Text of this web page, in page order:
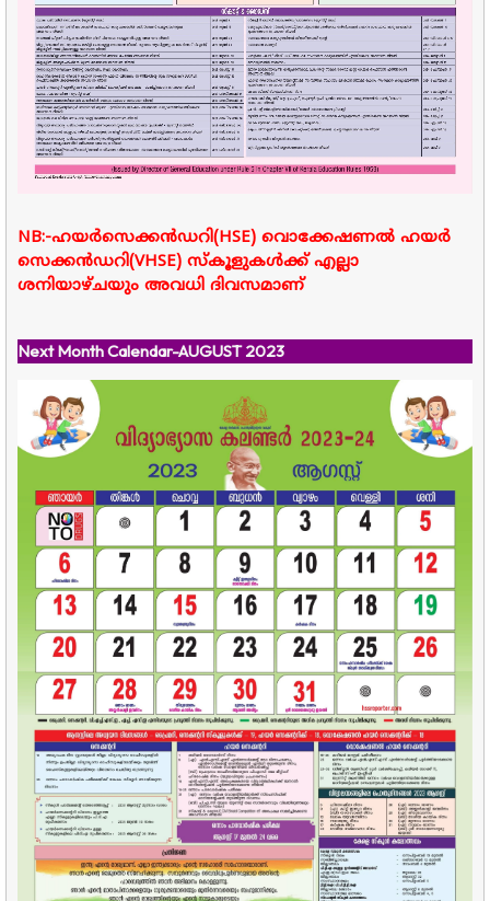
NB:-ഹയർസെക്കൻഡറി(HSE) വൊക്കേഷണൽ ഹയർ
സെക്കൻഡറി(VHSE) സ്കൂളുകൾക്ക് എല്ലാ
ശനിയാഴ്ചയും അവധി ദിവസമാണ്
Next Month Calendar-AUGUST 2023